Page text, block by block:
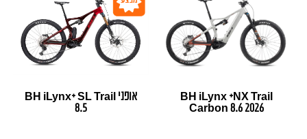
BH iLynx +NX Trail
Carbon 8.6 2026
אופני BH iLynx+ SL Trail
8.5